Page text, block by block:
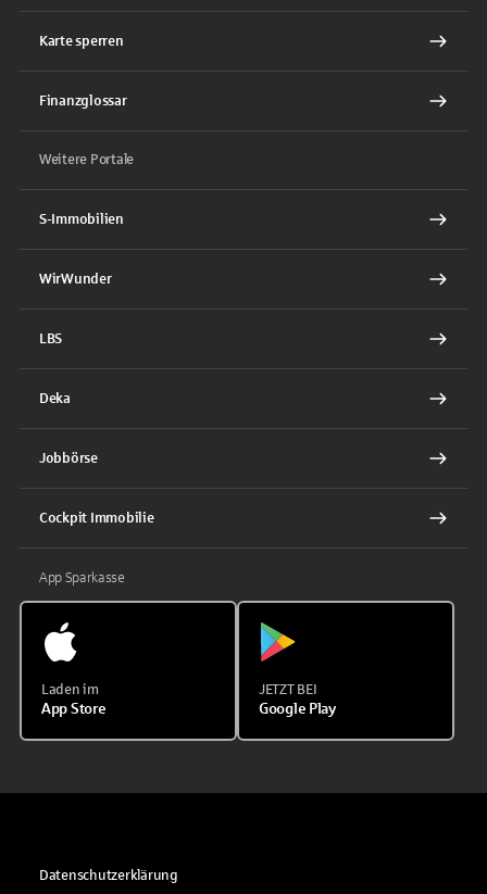
Karte sperren
Finanzglossar
Weitere Portale
S-Immobilien
WirWunder
LBS
Deka
Jobbörse
Cockpit Immobilie
App Sparkasse
Laden im
App Store
JETZT BEI
Google Play
Datenschutzerklärung